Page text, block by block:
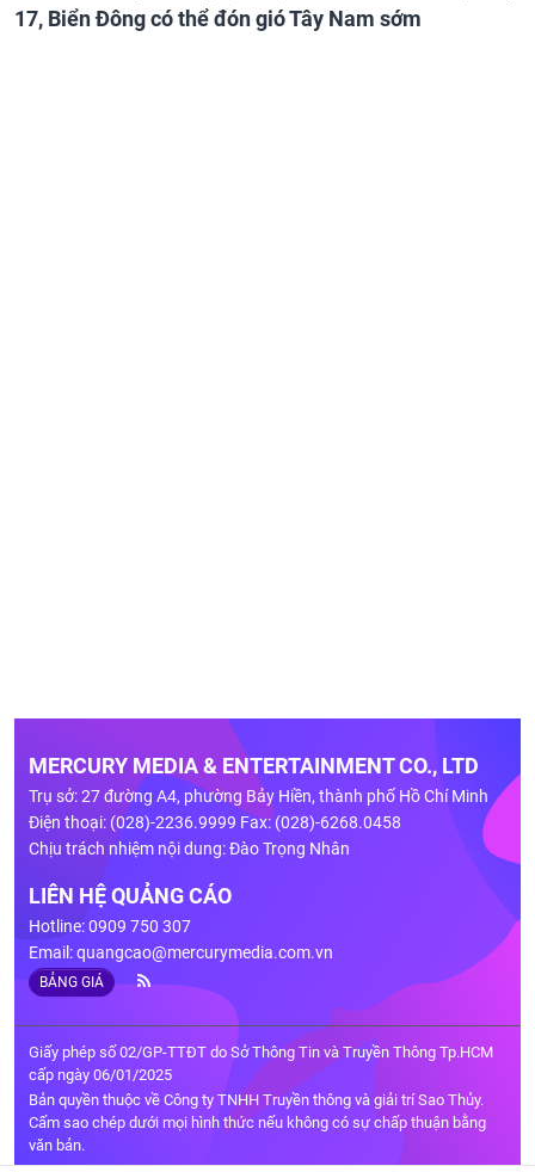
17, Biển Đông có thể đón gió Tây Nam sớm
MERCURY MEDIA & ENTERTAINMENT CO., LTD
Trụ sở: 27 đường A4, phường Bảy Hiền, thành phố Hồ Chí Minh
Điện thoại: (028)-2236.9999 Fax: (028)-6268.0458
Chịu trách nhiệm nội dung: Đào Trọng Nhân
LIÊN HỆ QUẢNG CÁO
Hotline: 0909 750 307
Email:quangcao@mercurymedia.com.vn
BẢNG GIÁ
Giấy phép số 02/GP-TTĐT do Sở Thông Tin và Truyền Thông Tp.HCM
cấp ngày 06/01/2025
Bản quyền thuộc về Công ty TNHH Truyền thông và giải trí Sao Thủy.
Cấm sao chép dưới mọi hình thức nếu không có sự chấp thuận bằng
văn bản.